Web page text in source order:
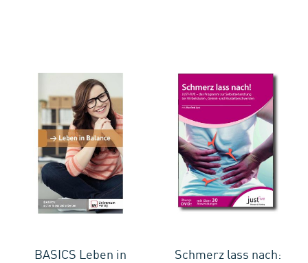
BASICS Leben in
Schmerz lass nach: